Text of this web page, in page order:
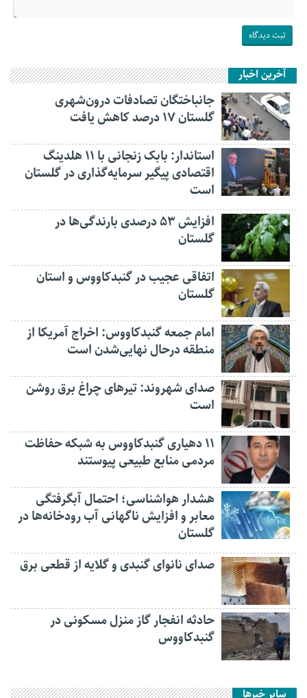
آخرین اخبار
جانباختگان تصادفات درون‌شهری
گلستان ۱۷ درصد کاهش یافت
استاندار: بابک زنجانی با ۱۱ هلدینگ
اقتصادی پیگیر سرمایه‌گذاری در گلستان
است
افزایش ۵۳ درصدی بارندگی‌ها در
گلستان
اتفاقی عجیب در‌ گنبدکاووس و استان
گلستان
امام جمعه گنبدکاووس: اخراج آمریکا از
منطقه درحال نهایی‌شدن است
صدای شهروند: تیرهای چراغ برق روشن
است
۱۱ دهیاری گنبدکاووس به شبکه حفاظت
مردمی منابع طبیعی پیوستند
هشدار هواشناسی؛ احتمال آبگرفتگی
معابر و افزایش ناگهانی آب رودخانه‌ها در
گلستان
صدای نانوای گنبدی و گلایه از قطعی برق
حادثه انفجار گاز منزل مسکونی در
گنبدکاووس
سایر خبرها